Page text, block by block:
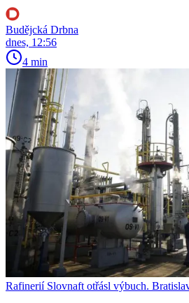
Budějcká Drbna
dnes, 12:56
4 min
Rafinerií Slovnaft otřásl výbuch.